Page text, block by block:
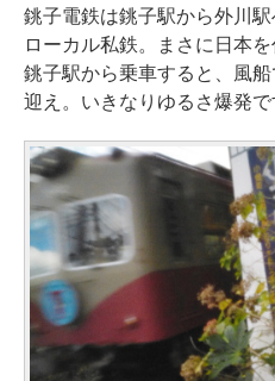
銚子電鉄は銚子駅から外川
ローカル私鉄。まさに日本
銚子駅から乗車すると、風
迎え。いきなりゆるさ爆発で